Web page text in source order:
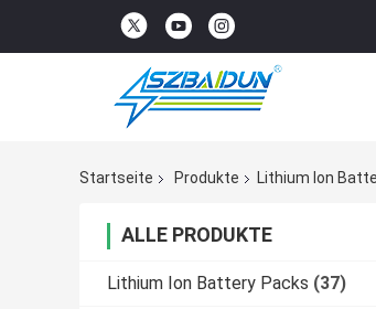
Startseite Produkte Lithium Ion
ALLE PRODUKTE
Lithium Ion Battery Packs (37)